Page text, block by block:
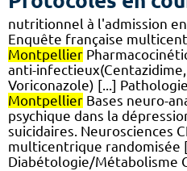
nutritionnel à l'admission
Enquête française
Montpellier
anti-
Voriconazole) [...]
Montpellier Bases neuro-
psychique dans la
suicidaires. Neurosciences
multicentrique randomisée
Diabétologie/Métabolisme